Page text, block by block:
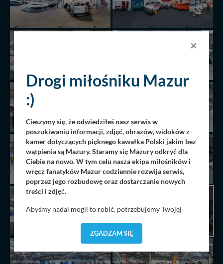
PRZEGLĄDANA
×
Drogi miłośniku Mazur
:)
Cieszymy się, że odwiedziłeś nasz serwis w
poszukiwaniu informacji, zdjęć, obrazów, widoków z
kamer dotyczących pięknego kawałka Polski jakim bez
wątpienia są Mazury. Staramy się Mazury odkryć dla
Ciebie na nowo. W tym celu nasza ekipa miłośników i
wręcz fanatyków Mazur codziennie rozwija serwis,
poprzez jego rozbudowę oraz dostarczanie nowych
treści i zdjęć.
Abyśmy nadal mogli to robić, potrzebujemy Twojej
dostosować do Twoich preferencji. Twoje dane (w tym
pliki cookies) będą zapisywane w celu usprawnienia
wyszukania, ulubione miejsca, logowania, itp).
ZGADZAM SIĘ